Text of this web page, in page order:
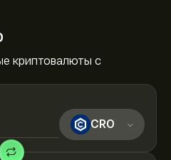
криптовалюты с
CRO